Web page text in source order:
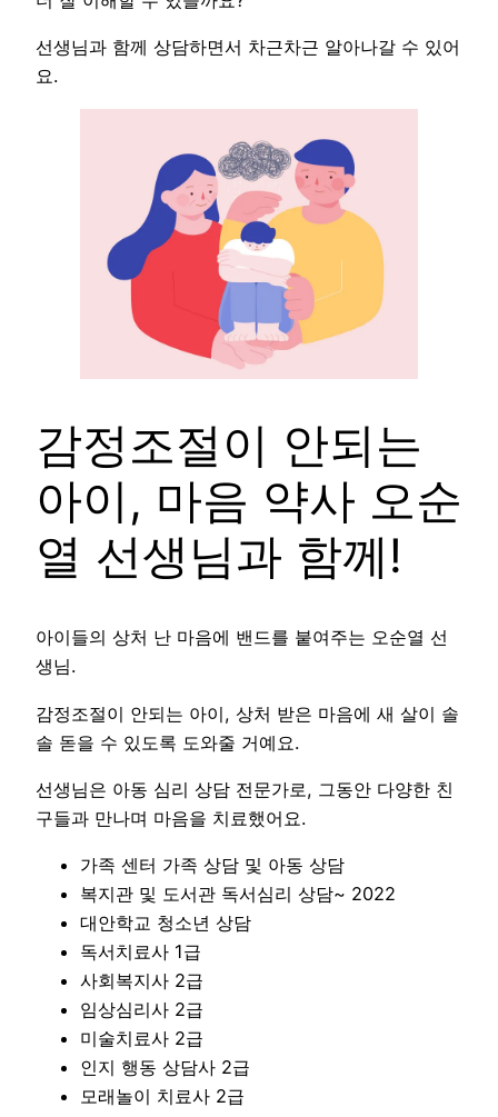
선생님과 함께 상담하면서 차근차근 알아나갈 수 있어
요.
감정조절이 안되는
아이, 마음 약사 오순
열 선생님과 함께!
아이들의 상처 난 마음에 밴드를 붙여주는 오순열 선
생님.
감정조절이 안되는 아이, 상처 받은 마음에 새 살이 솔
솔 돋을 수 있도록 도와줄 거예요.
선생님은 아동 심리 상담 전문가로, 그동안 다양한 친
구들과 만나며 마음을 치료했어요.
가족 센터 가족 상담 및 아동 상담
복지관 및 도서관 독서심리 상담~ 2022
대안학교 청소년 상담
독서치료사 1급
사회복지사 2급
임상심리사 2급
미술치료사 2급
인지 행동 상담사 2급
모래놀이 치료사 2급